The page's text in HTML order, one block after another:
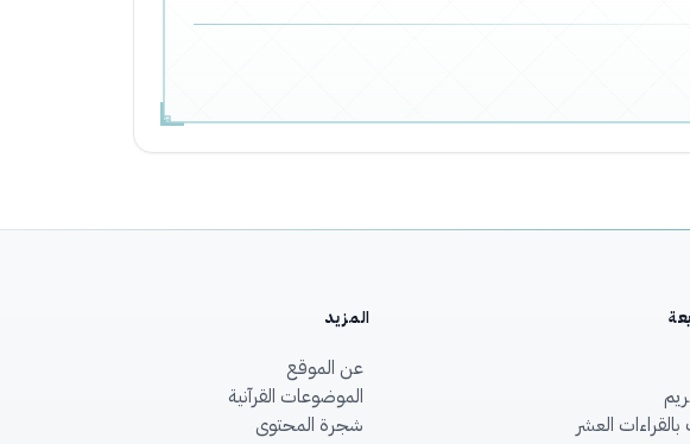
العشر
المزيد
عن الموقع
الموضوعات القرآنية
شجرة المحتوى